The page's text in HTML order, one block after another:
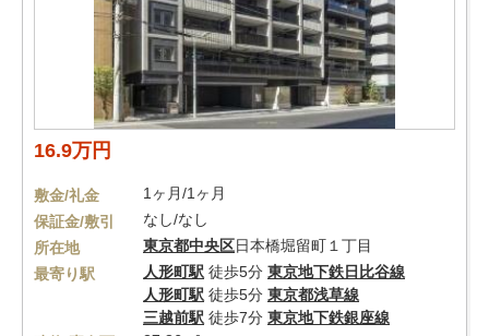
16.9万円
敷金/礼金
1ヶ月/1ヶ月
保証金/敷引
なし/なし
所在地
東京都中央区日本橋堀留町１丁目
最寄り駅
人形町駅 徒歩5分 東京地下鉄日比谷線
人形町駅 徒歩5分 東京都浅草線
三越前駅 徒歩7分 東京地下鉄銀座線